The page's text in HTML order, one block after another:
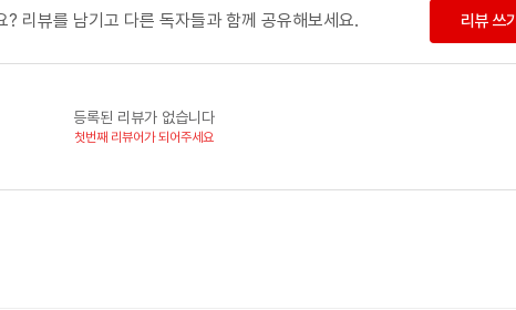
리뷰를 남기고 다른 독자들과 함께 공유해보세요. 리뷰 쓰기
등록된 리뷰가 없습니다
첫번째 리뷰어가 되어주세요